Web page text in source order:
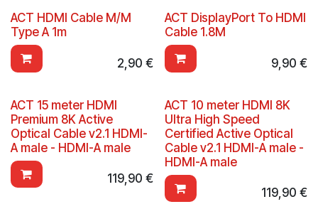
ACT HDMI Cable M/M
Type A 1m
2,90 €
ACT DisplayPort To HDMI
Cable 1.8M
9,90 €
ACT 15 meter HDMI
Premium 8K Active
Optical Cable v2.1 HDMI-
A male - HDMI-A male
119,90 €
ACT 10 meter HDMI 8K
Ultra High Speed
Certified Active Optical
Cable v2.1 HDMI-A male -
HDMI-A male
119,90 €